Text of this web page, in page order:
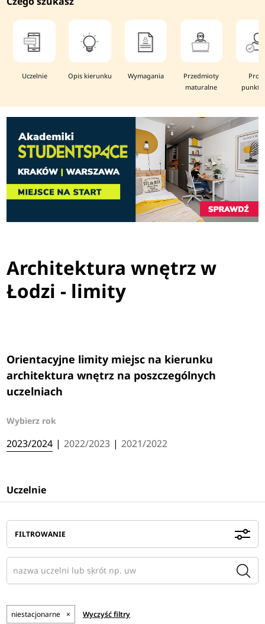
Uczelnie Opis kierunku Wymagania
Przedmioty
maturalne
Architektura wnętrz w
Łodzi - limity
Orientacyjne limity miejsc na kierunku
architektura wnętrz na poszczególnych
uczelniach
Wybierz rok
2023/2024 | 2022/2023 | 2021/2022
Uczelnie
FILTROWANIE
niestacjonarne × Wyczyść filtry